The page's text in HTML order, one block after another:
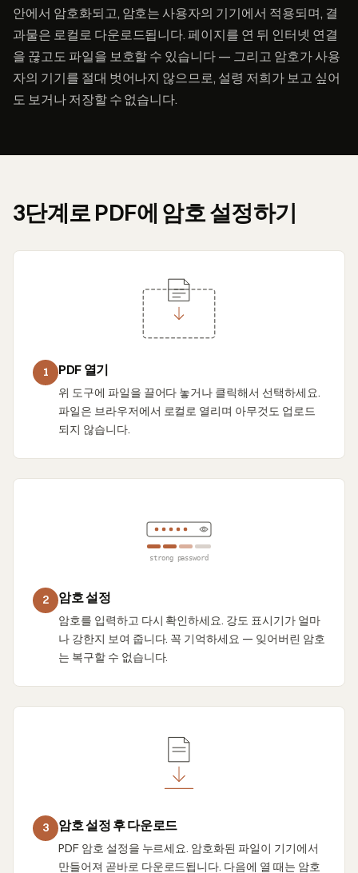
안에서 암호화되고, 암호는 사용자의 기기에서 적용되며, 결
과물은 로컬로 다운로드됩니다. 페이지를 연 뒤 인터넷 연결
을 끊고도 파일을 보호할 수 있습니다 — 그리고 암호가 사용
자의 기기를 절대 벗어나지 않으므로, 설령 저희가 보고 싶어
도 보거나 저장할 수 없습니다.
3단계로 PDF에 암호 설정하기
1 PDF 열기
위 도구에 파일을 끌어다 놓거나 클릭해서 선택하세요.
파일은 브라우저에서 로컬로 열리며 아무것도 업로드
되지 않습니다.
strong password
2 암호 설정
암호를 입력하고 다시 확인하세요. 강도 표시기가 얼마
나 강한지 보여 줍니다. 꼭 기억하세요 — 잊어버린 암호
는 복구할 수 없습니다.
3 암호 설정 후 다운로드
PDF 암호 설정을 누르세요. 암호화된 파일이 기기에서
만들어져 곧바로 다운로드됩니다. 다음에 열 때는 암호